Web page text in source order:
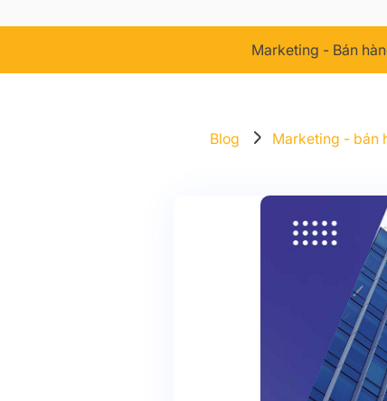
Marketing - Bán
Blog Marketing - bán